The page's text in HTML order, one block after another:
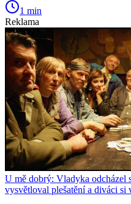
1 min
Reklama
U mě dobrý: Vladyka odcházel
vysvětloval plešatění a diváci